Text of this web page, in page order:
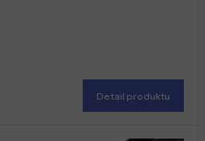
Detail produktu